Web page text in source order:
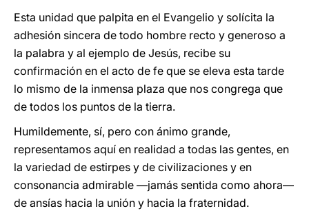
Esta unidad que palpita en el Evangelio y solícita la
adhesión sincera de todo hombre recto y generoso a
la palabra y al ejemplo de Jesús, recibe su
confirmación en el acto de fe que se eleva esta tarde
lo mismo de la inmensa plaza que nos congrega que
de todos los puntos de la tierra.
Humildemente, sí, pero con ánimo grande,
representamos aquí en realidad a todas las gentes, en
la variedad de estirpes y de civilizaciones y en
consonancia admirable —jamás sentida como ahora—
de ansías hacia la unión y hacia la fraternidad.